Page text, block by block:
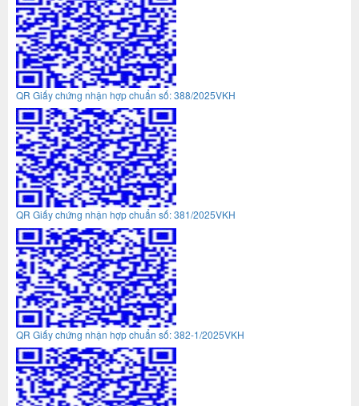
QR Giấy chứng nhận hợp chuẩn số: 388/2025VKH
QR Giấy chứng nhận hợp chuẩn số: 381/2025VKH
QR Giấy chứng nhận hợp chuẩn số: 382-1/2025VKH